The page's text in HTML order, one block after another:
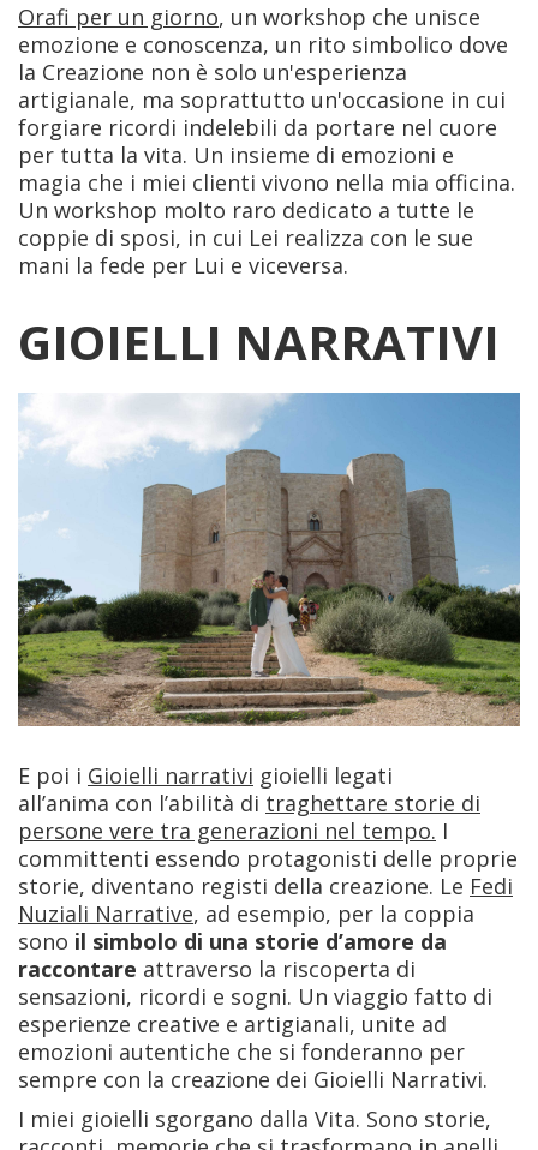
Orafi per un giorno, un workshop che unisce
emozione e conoscenza, un rito simbolico dove
la Creazione non è solo un'esperienza
artigianale, ma soprattutto un'occasione in cui
forgiare ricordi indelebili da portare nel cuore
per tutta la vita. Un insieme di emozioni e
magia che i miei clienti vivono nella mia officina.
Un workshop molto raro dedicato a tutte le
coppie di sposi, in cui Lei realizza con le sue
mani la fede per Lui e viceversa.
GIOIELLI NARRATIVI
E poi i Gioielli narrativi gioielli legati
all’anima con l’abilità di traghettare storie di
persone vere tra generazioni nel tempo. I
committenti essendo protagonisti delle proprie
storie, diventano registi della creazione. Le Fedi
Nuziali Narrative, ad esempio, per la coppia
sono il simbolo di una storie d’amore da
raccontare attraverso la riscoperta di
sensazioni, ricordi e sogni. Un viaggio fatto di
esperienze creative e artigianali, unite ad
emozioni autentiche che si fonderanno per
sempre con la creazione dei Gioielli Narrativi.
I miei gioielli sgorgano dalla Vita. Sono storie,